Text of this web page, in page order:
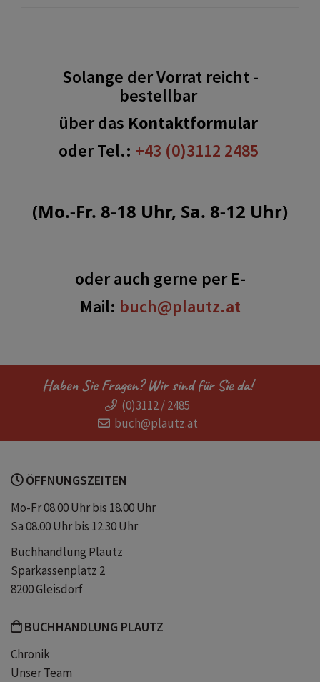
Solange der Vorrat reicht -
bestellbar
über das Kontaktformular
oder Tel.: +43 (0)3112 2485
(Mo.-Fr. 8-18 Uhr, Sa. 8-12 Uhr)
oder auch gerne per E-
Mail: buch@plautz.at
Haben Sie Fragen? Wir sind für Sie da!
(0)3112 / 2485
buch@plautz.at
ÖFFNUNGSZEITEN
Mo-Fr 08.00 Uhr bis 18.00 Uhr
Sa 08.00 Uhr bis 12.30 Uhr
Buchhandlung Plautz
Sparkassenplatz 2
8200 Gleisdorf
BUCHHANDLUNG PLAUTZ
Chronik
Unser Team